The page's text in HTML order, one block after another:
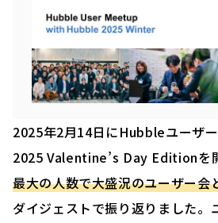
2025年2月14日にHubbleユーザ
2025 Valentine’s Day Editionを
最大の人数で大盛況のユーザー会
ダイジェストで振り返りました。